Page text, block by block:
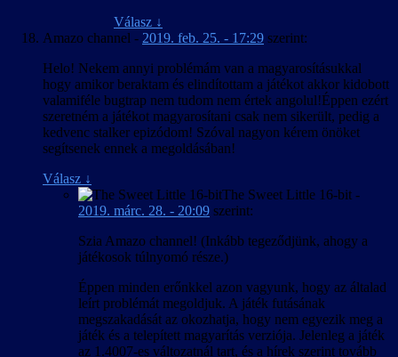
Válasz ↓
Amazo channel - 2019. feb. 25. - 17:29 szerint:
Helo! Nekem annyi problémám van a magyarosításukkal
hogy amikor beraktam és elindítottam a játékot akkor kidobott
valamiféle bugtrap nem tudom nem értek angolul!Éppen ezért
szeretném a játékot magyarosítani csak nem sikerült, pedig a
kedvenc stalker epizódom! Szóval nagyon kérem önöket
segítsenek ennek a megoldásában!
Válasz ↓
The Sweet Little 16-bit -
2019. márc. 28. - 20:09 szerint:
Szia Amazo channel! (Inkább tegeződjünk, ahogy a
játékosok túlnyomó része.)
Éppen minden erőnkkel azon vagyunk, hogy az általad
leírt problémát megoldjuk. A játék futásának
megszakadását az okozhatja, hogy nem egyezik meg a
játék és a telepített magyarítás verziója. Jelenleg a játék
az 1.4007-es változatnál tart, és a hírek szerint tovább